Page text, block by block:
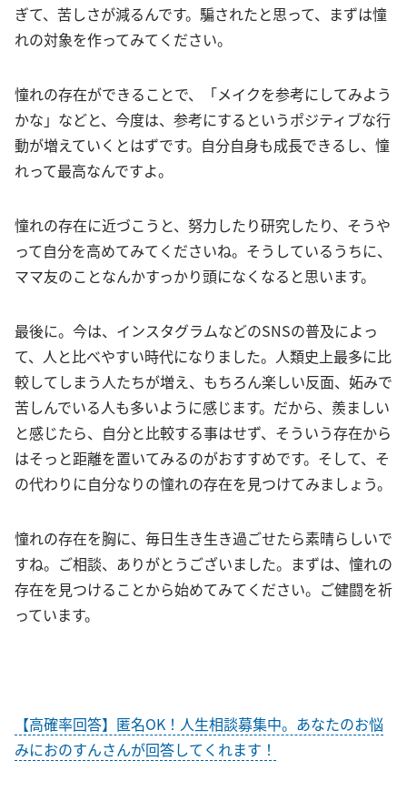
ぎて、苦しさが減るんです。騙されたと思って、まずは憧
れの対象を作ってみてください。
憧れの存在ができることで、「メイクを参考にしてみよう
かな」などと、今度は、参考にするというポジティブな行
動が増えていくとはずです。自分自身も成長できるし、憧
れって最高なんですよ。
憧れの存在に近づこうと、努力したり研究したり、そうや
って自分を高めてみてくださいね。そうしているうちに、
ママ友のことなんかすっかり頭になくなると思います。
最後に。今は、インスタグラムなどのSNSの普及によっ
て、人と比べやすい時代になりました。人類史上最多に比
較してしまう人たちが増え、もちろん楽しい反面、妬みで
苦しんでいる人も多いように感じます。だから、羨ましい
と感じたら、自分と比較する事はせず、そういう存在から
はそっと距離を置いてみるのがおすすめです。そして、そ
の代わりに自分なりの憧れの存在を見つけてみましょう。
憧れの存在を胸に、毎日生き生き過ごせたら素晴らしいで
すね。ご相談、ありがとうございました。まずは、憧れの
存在を見つけることから始めてみてください。ご健闘を祈
っています。
【高確率回答】匿名OK！人生相談募集中。あなたのお悩
みにおのすんさんが回答してくれます！